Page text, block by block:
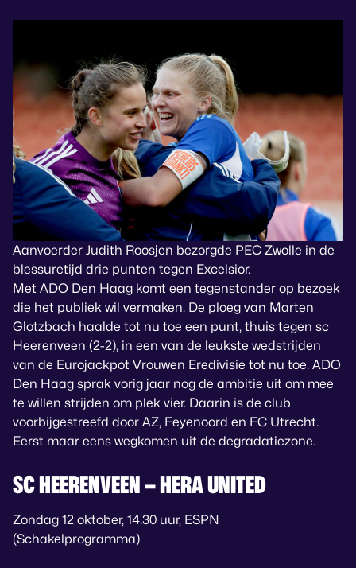
Aanvoerder Judith Roosjen bezorgde PEC Zwolle in de
blessuretijd drie punten tegen Excelsior.
Met ADO Den Haag komt een tegenstander op bezoek
die het publiek wil vermaken. De ploeg van Marten
Glotzbach haalde tot nu toe een punt, thuis tegen sc
Heerenveen (2-2), in een van de leukste wedstrijden
van de Eurojackpot Vrouwen Eredivisie tot nu toe. ADO
Den Haag sprak vorig jaar nog de ambitie uit om mee
te willen strijden om plek vier. Daarin is de club
voorbijgestreefd door AZ, Feyenoord en FC Utrecht.
Eerst maar eens wegkomen uit de degradatiezone.
SC HEERENVEEN – HERA UNITED
Zondag 12 oktober, 14.30 uur, ESPN
(Schakelprogramma)